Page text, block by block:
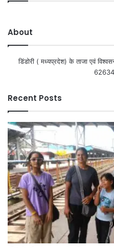
About
डिंडोरी ( मध्यप्रदेश) के ताजा एवं
Recent Posts